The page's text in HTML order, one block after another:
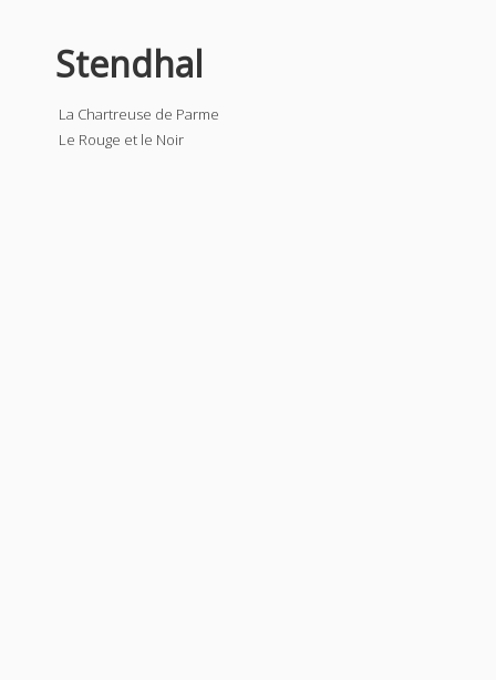
Stendhal
La Chartreuse de Parme
Le Rouge et le Noir